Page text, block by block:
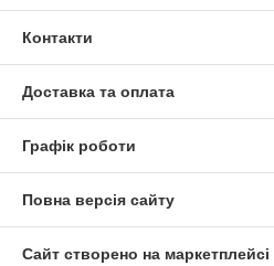
Контакти
Доставка та оплата
Графік роботи
Повна версія сайту
Сайт створено на маркетплейсі